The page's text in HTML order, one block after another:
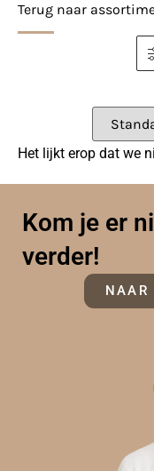
Terug naar
Het lijkt erop dat we
Kom je er
verder!
NAAR